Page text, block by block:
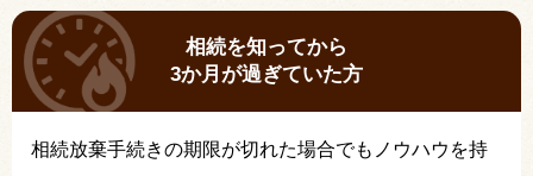
相続を知ってから
3か月が過ぎていた方
相続放棄手続きの期限が切れた場合でもノウハウを持